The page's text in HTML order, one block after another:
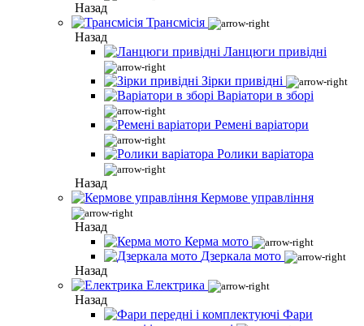
Назад
Трансмісія
Назад
Ланцюги привідні
Зірки привідні
Варіатори в зборі
Ремені варіатори
Ролики варіатора
Назад
Кермове управління
Назад
Керма мото
Дзеркала мото
Назад
Електрика
Назад
Фари